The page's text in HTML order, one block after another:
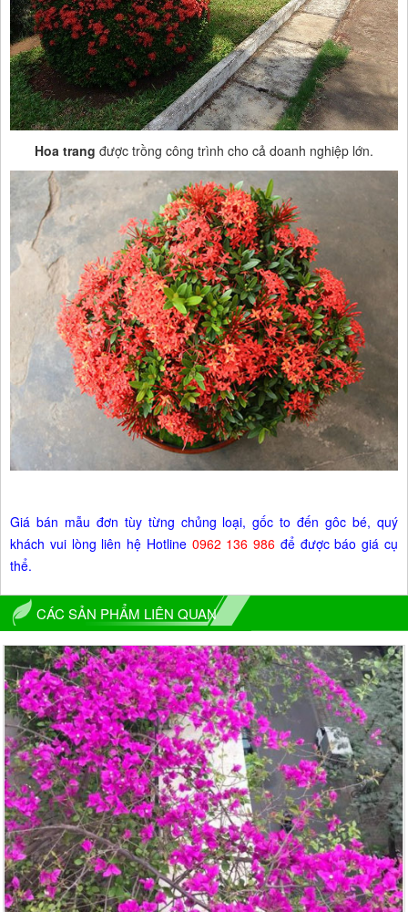
Hoa trang được trồng công trình cho cả doanh nghiệp lớn.
Giá bán mẫu đơn tùy từng chủng loại, gốc to đến gôc bé, quý
khách vui lòng liên hệ Hotline 0962 136 986 để được báo giá cụ
thể.
CÁC SẢN PHẨM LIÊN QUAN